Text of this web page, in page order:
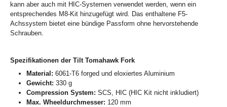
kann aber auch mit HIC-Systemen verwendet werden, wenn ein
entsprechendes M8-Kit hinzugefügt wird. Das enthaltene F5-
Achssystem bietet eine bündige Passform ohne hervorstehende
Schrauben.
Spezifikationen der Tilt Tomahawk Fork
Material: 6061-T6 forged und eloxiertes Aluminium
Gewicht: 330 g
Compression System: SCS, HIC (HIC Kit nicht inkludiert)
Max. Wheeldurchmesser: 120 mm